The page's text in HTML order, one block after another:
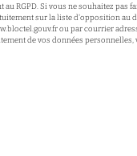
RGPD. Si vous ne souhaitez pas
sur la liste d'opposition au
ou par courrier
de vos données